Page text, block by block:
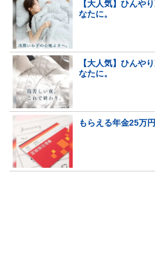
【大人気】ひんや
なたに。
【大人気】ひんや
なたに。
もらえる年金25万